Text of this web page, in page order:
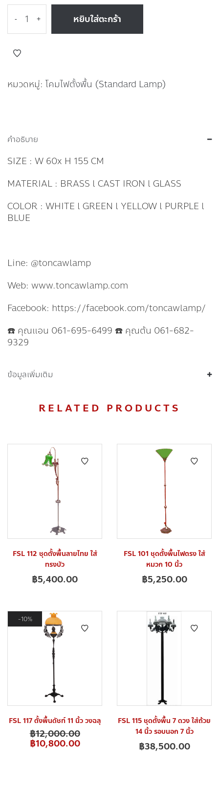
- + หยิบใส่ตะกร้า
หมวดหมู่: โคมไฟตั้งพื้น (Standard Lamp)
คำอธิบาย
SIZE : W 60x H 155 CM
MATERIAL : BRASS l CAST IRON l GLASS
COLOR : WHITE l GREEN l YELLOW l PURPLE l
BLUE
Line: @toncawlamp
Web: www.toncawlamp.com
Facebook: https://facebook.com/toncawlamp/
☎️ คุณแอน 061-695-6499 ☎️ คุณต้น 061-682-
9329
ข้อมูลเพิ่มเติม
RELATED PRODUCTS
FSL 112 ชุดตั้งพื้นลายไทย ใส่
ทรงบัว
฿5,400.00
FSL 101 ชุดตั้งพื้นไฟตรง ใส่
หมวก 10 นิ้ว
฿5,250.00
10%
FSL 117 ตั้งพื้นดัชท์ 11 นิ้ว วงฉลุ
฿12,000.00
฿10,800.00
FSL 115 ชุดตั้งพื้น 7 ดวง ใส่ถ้วย
14 นิ้ว รอบนอก 7 นิ้ว
฿38,500.00